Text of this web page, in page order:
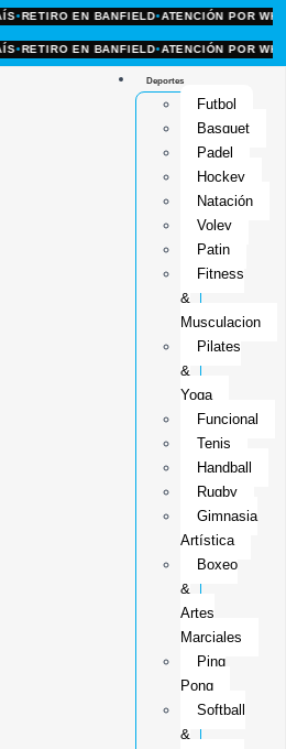
EN BANFIELD•ATENCIÓN POR
EN BANFIELD•ATENCIÓN POR
Deportes
Futbol
Basquet
Padel
Hockey
Natación
Voley
Patin
Fitness
&
Musculacion
Pilates
&
Yoga
Funcional
Tenis
Handball
Rugby
Gimnasia
Artística
Boxeo
&
Artes
Marciales
Ping
Pong
Softball
&